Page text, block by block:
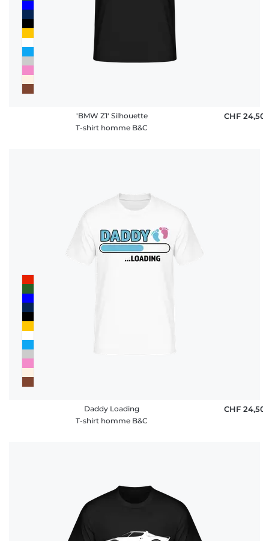
'BMW Z1' Silhouette
T-shirt homme B&C
CHF 24,50
Daddy Loading
T-shirt homme B&C
CHF 24,50